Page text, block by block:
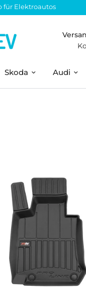
für Elektroautos
Skoda Audi